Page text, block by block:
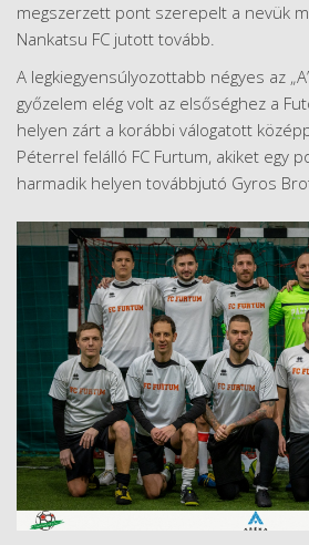
megszerzett pont szerepelt a nevük
Nankatsu FC jutott tovább.
A legkiegyensúlyozottabb négyes az
győzelem elég volt az elsőséghez a
helyen zárt a korábbi válogatott
Péterrel felálló FC Furtum, akiket egy
harmadik helyen továbbjutó Gyros